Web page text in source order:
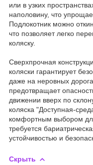
или в узких
наполовину, что
Подлокотник можно
что позволяет легко
коляску.
Сверхпрочная
коляски гарантирует
даже на неровных
предотвращает
движении вверх по
коляска "Доступная-
комфортным выбором
требуется
устойчивостью и
Скрыть